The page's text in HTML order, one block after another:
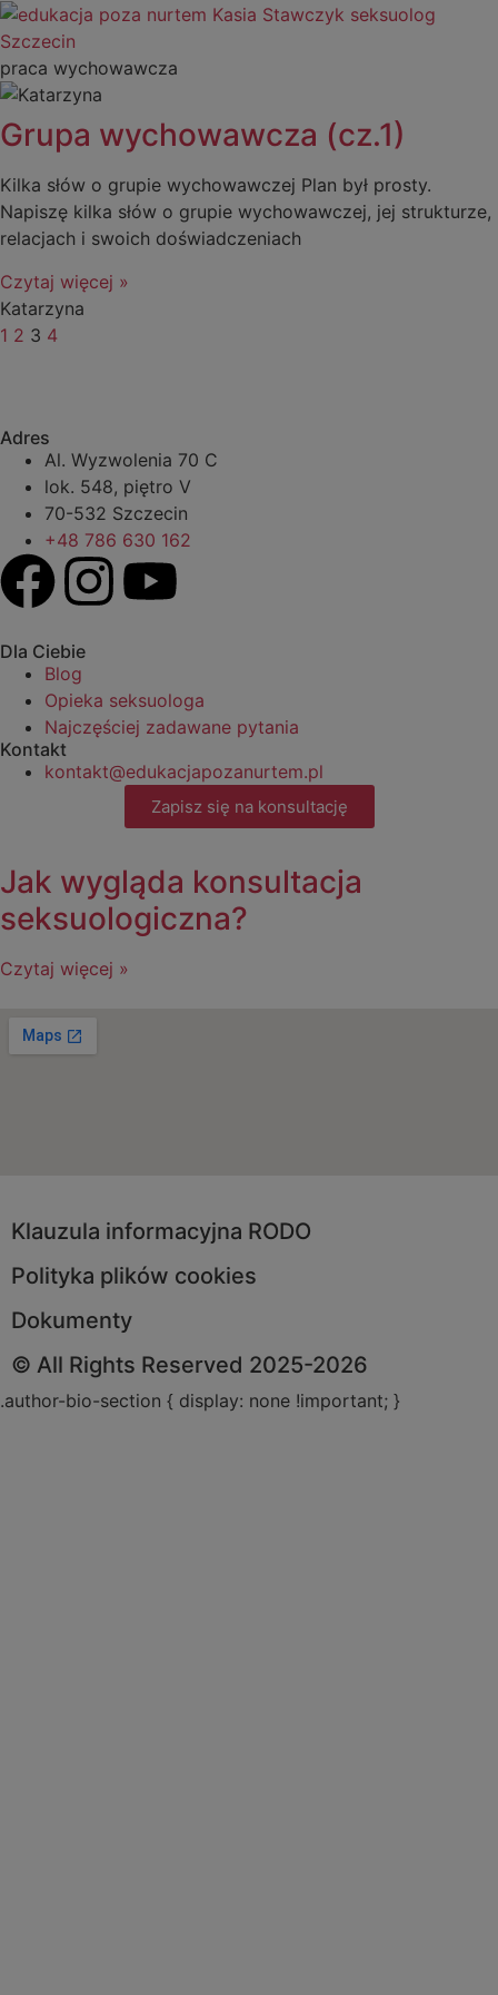
praca wychowawcza
Grupa wychowawcza (cz.1)
Kilka słów o grupie wychowawczej Plan był prosty.
Napiszę kilka słów o grupie wychowawczej, jej strukturze,
relacjach i swoich doświadczeniach
Czytaj więcej »
Katarzyna
1 2 3 4
Adres
Al. Wyzwolenia 70 C
lok. 548, piętro V
70-532 Szczecin
+48 786 630 162
Dla Ciebie
Blog
Opieka seksuologa
Najczęściej zadawane pytania
Kontakt
kontakt@edukacjapozanurtem.pl
Zapisz się na konsultację
Jak wygląda konsultacja
seksuologiczna?
Czytaj więcej »
Klauzula informacyjna RODO
Polityka plików cookies
Dokumenty
© All Rights Reserved 2025-2026
.author-bio-section { display: none !important; }